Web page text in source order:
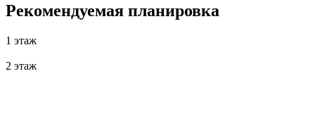
Рекомендуемая планировка
1 этаж
2 этаж